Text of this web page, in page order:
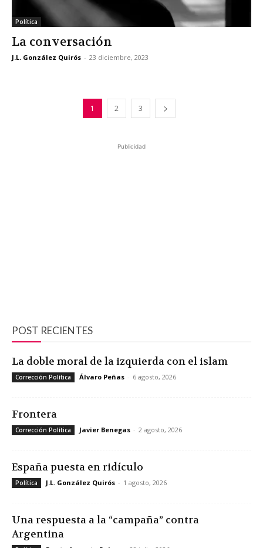
Política
La conversación
J.L. González Quirós - 23 diciembre, 2023
1 2 3
Publicidad
POST RECIENTES
La doble moral de la izquierda con el islam
Corrección Política Álvaro Peñas - 6 agosto, 2026
Frontera
Corrección Política Javier Benegas - 2 agosto, 2026
España puesta en ridículo
Política J.L. González Quirós - 1 agosto, 2026
Una respuesta a la “campaña” contra
Argentina